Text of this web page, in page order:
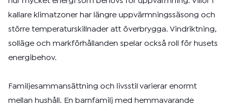
kallare klimatzoner har längre uppvärmningssäsong och
större temperaturskillnader att överbrygga. Vindriktning,
solläge och markförhållanden spelar också roll för husets
energibehov.
Familjesammansättning och livsstil varierar enormt
mellan hushåll. En barnfamilj med hemmavarande